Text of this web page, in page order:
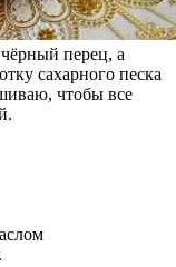
перец, а
сахарного песка
чтобы все